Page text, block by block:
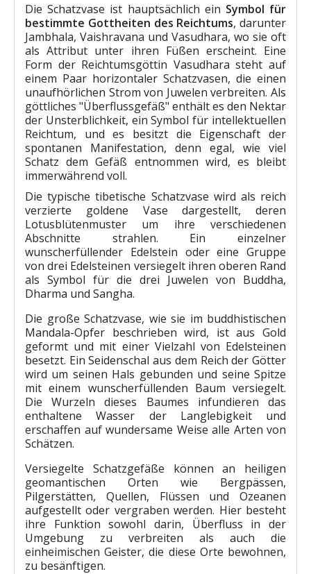
Die Schatzvase ist hauptsächlich ein Symbol für
bestimmte Gottheiten des Reichtums, darunter
Jambhala, Vaishravana und Vasudhara, wo sie oft
als Attribut unter ihren Füßen erscheint. Eine
Form der Reichtumsgöttin Vasudhara steht auf
einem Paar horizontaler Schatzvasen, die einen
unaufhörlichen Strom von Juwelen verbreiten. Als
göttliches "Überflussgefäß" enthält es den Nektar
der Unsterblichkeit, ein Symbol für intellektuellen
Reichtum, und es besitzt die Eigenschaft der
spontanen Manifestation, denn egal, wie viel
Schatz dem Gefäß entnommen wird, es bleibt
immerwährend voll.
Die typische tibetische Schatzvase wird als reich
verzierte goldene Vase dargestellt, deren
Lotusblütenmuster um ihre verschiedenen
Abschnitte strahlen. Ein einzelner
wunscherfüllender Edelstein oder eine Gruppe
von drei Edelsteinen versiegelt ihren oberen Rand
als Symbol für die drei Juwelen von Buddha,
Dharma und Sangha.
Die große Schatzvase, wie sie im buddhistischen
Mandala-Opfer beschrieben wird, ist aus Gold
geformt und mit einer Vielzahl von Edelsteinen
besetzt. Ein Seidenschal aus dem Reich der Götter
wird um seinen Hals gebunden und seine Spitze
mit einem wunscherfüllenden Baum versiegelt.
Die Wurzeln dieses Baumes infundieren das
enthaltene Wasser der Langlebigkeit und
erschaffen auf wundersame Weise alle Arten von
Schätzen.
Versiegelte Schatzgefäße können an heiligen
geomantischen Orten wie Bergpässen,
Pilgerstätten, Quellen, Flüssen und Ozeanen
aufgestellt oder vergraben werden. Hier besteht
ihre Funktion sowohl darin, Überfluss in der
Umgebung zu verbreiten als auch die
einheimischen Geister, die diese Orte bewohnen,
zu besänftigen.